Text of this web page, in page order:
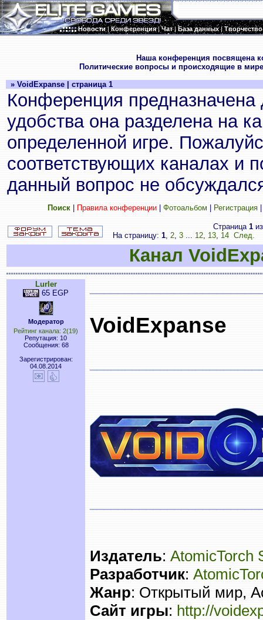
Новости|Конференция|Чат|База данных|Творчество
Наша конференция посвящена
Политические вопросы и происходящие в
» VoidExpanse | страница 1
Конференция
удобства она разделена на
определенной игре.
соответствующих каналах и
данный вопрос не
Поиск| Правила конференции| Фотоальбом Регистрация
Страница 1
На страницу: 1, 2, 3... 12, 13, 14 След.
Канал
Lurler
65 EGP
Модератор
Рейтинг канала: 2(19)
Репутация: 10
Сообщения: 68
Зарегистрирован:
04.08.2014
VoidExpanse
Издатель: AtomicTorch
Разработчик:
Жанр: Открытый мир,
Сайт игры: http://